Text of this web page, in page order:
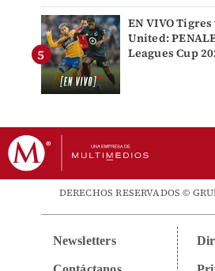
EN VIVO
United:
Leagues Cup
DERECHOS RESERVADOS ©
Newsletters